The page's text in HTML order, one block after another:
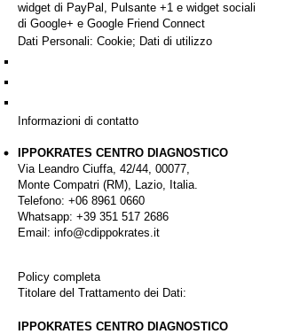
widget di PayPal, Pulsante +1 e widget sociali
di Google+ e Google Friend Connect
Dati Personali: Cookie; Dati di utilizzo
Informazioni di contatto
IPPOKRATES CENTRO DIAGNOSTICO
Via Leandro Ciuffa, 42/44, 00077,
Monte Compatri (RM), Lazio, Italia.
Telefono: +06 8961 0660
Whatsapp: +39 351 517 2686
Email: info@cdippokrates.it
Policy completa
Titolare del Trattamento dei Dati:
IPPOKRATES CENTRO DIAGNOSTICO